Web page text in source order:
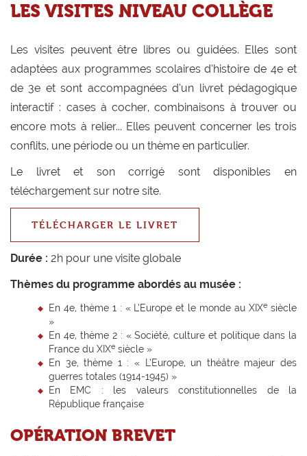
LES VISITES NIVEAU COLLÈGE
Les visites peuvent être libres ou guidées. Elles sont
adaptées aux programmes scolaires d’histoire de 4e et
de 3e et sont accompagnées d’un livret pédagogique
interactif : cases à cocher, combinaisons à trouver ou
encore mots à relier... Elles peuvent concerner les trois
conflits, une période ou un thème en particulier.
Le livret et son corrigé sont disponibles en
téléchargement sur notre site.
TÉLÉCHARGER LE LIVRET
Durée : 2h pour une visite globale
Thèmes du programme abordés au musée :
En 4e, thème 1 : « L’Europe et le monde au XIXe siècle
»
En 4e, thème 2 : « Société, culture et politique dans la
France du XIXe siècle »
En 3e, thème 1 : « L’Europe, un théâtre majeur des
guerres totales (1914-1945) »
En EMC : les valeurs constitutionnelles de la
République française
OPÉRATION BREVET